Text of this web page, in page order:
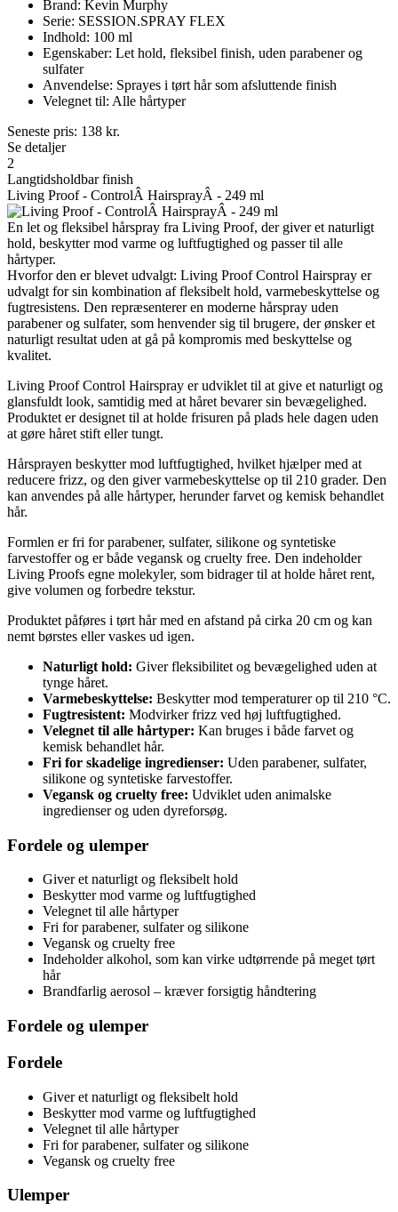
Brand: Kevin Murphy
Serie: SESSION.SPRAY FLEX
Indhold: 100 ml
Egenskaber: Let hold, fleksibel finish, uden parabener og
sulfater
Anvendelse: Sprayes i tørt hår som afsluttende finish
Velegnet til: Alle hårtyper
Seneste pris: 138 kr.
Se detaljer
2
Langtidsholdbar finish
Living Proof - ControlÂ HairsprayÂ - 249 ml
En let og fleksibel hårspray fra Living Proof, der giver et naturligt
hold, beskytter mod varme og luftfugtighed og passer til alle
hårtyper.
Hvorfor den er blevet udvalgt: Living Proof Control Hairspray er
udvalgt for sin kombination af fleksibelt hold, varmebeskyttelse og
fugtresistens. Den repræsenterer en moderne hårspray uden
parabener og sulfater, som henvender sig til brugere, der ønsker et
naturligt resultat uden at gå på kompromis med beskyttelse og
kvalitet.
Living Proof Control Hairspray er udviklet til at give et naturligt og
glansfuldt look, samtidig med at håret bevarer sin bevægelighed.
Produktet er designet til at holde frisuren på plads hele dagen uden
at gøre håret stift eller tungt.
Hårsprayen beskytter mod luftfugtighed, hvilket hjælper med at
reducere frizz, og den giver varmebeskyttelse op til 210 grader. Den
kan anvendes på alle hårtyper, herunder farvet og kemisk behandlet
hår.
Formlen er fri for parabener, sulfater, silikone og syntetiske
farvestoffer og er både vegansk og cruelty free. Den indeholder
Living Proofs egne molekyler, som bidrager til at holde håret rent,
give volumen og forbedre tekstur.
Produktet påføres i tørt hår med en afstand på cirka 20 cm og kan
nemt børstes eller vaskes ud igen.
Naturligt hold: Giver fleksibilitet og bevægelighed uden at
tynge håret.
Varmebeskyttelse: Beskytter mod temperaturer op til 210 °C.
Fugtresistent: Modvirker frizz ved høj luftfugtighed.
Velegnet til alle hårtyper: Kan bruges i både farvet og
kemisk behandlet hår.
Fri for skadelige ingredienser: Uden parabener, sulfater,
silikone og syntetiske farvestoffer.
Vegansk og cruelty free: Udviklet uden animalske
ingredienser og uden dyreforsøg.
Fordele og ulemper
Giver et naturligt og fleksibelt hold
Beskytter mod varme og luftfugtighed
Velegnet til alle hårtyper
Fri for parabener, sulfater og silikone
Vegansk og cruelty free
Indeholder alkohol, som kan virke udtørrende på meget tørt
hår
Brandfarlig aerosol – kræver forsigtig håndtering
Fordele og ulemper
Fordele
Giver et naturligt og fleksibelt hold
Beskytter mod varme og luftfugtighed
Velegnet til alle hårtyper
Fri for parabener, sulfater og silikone
Vegansk og cruelty free
Ulemper